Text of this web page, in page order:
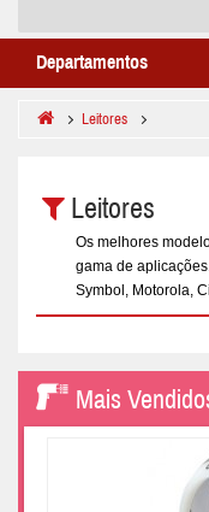
Departamentos
Leitores
Leitores
Os melhores
gama de
Symbol, Motorola,
Mais